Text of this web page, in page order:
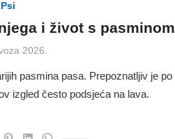
Psi
i život s pasminom
2026.
pasmina pasa. Prepoznatljiv je po
izgled često podsjeća na lava.